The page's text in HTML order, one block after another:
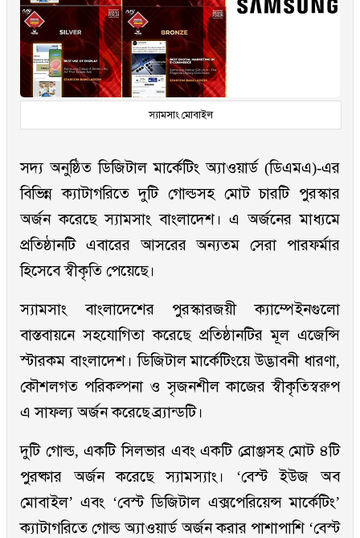
স্যামসাং মোবাইল
সদ্য অনুষ্ঠিত ডিজিটাল মার্কেটিং অ্যাওয়ার্ড (ডিএমএ)-এর
বিভিন্ন ক্যাটাগরিতে দুটি গোল্ডসহ মোট চারটি পুরস্কার
অর্জন করেছে স্যামসাং বাংলাদেশ। এ অর্জনের মাধ্যমে
প্রতিষ্ঠানটি এবারের আসরের অন্যতম সেরা পারফর্মার
হিসেবে স্বীকৃতি পেয়েছে।
স্যামসাং বাংলাদেশের পুরস্কারজয়ী ক্যাম্পেইনগুলো
বাস্তবায়নে সহযোগিতা করেছে প্রতিষ্ঠানটির মূল এজেন্সি
স্টারকম বাংলাদেশ। ডিজিটাল মার্কেটিংয়ে উদ্ভাবনী ধারণা,
কৌশলগত পরিকল্পনা ও সৃজনশীল কাজের স্বীকৃতিস্বরুপ
এ সাফল্য অর্জন করেছে ব্র্যান্ডটি।
দুটি গোল্ড, একটি সিলভার এবং একটি ব্রোঞ্জসহ মোট ৪টি
পুরষ্কার অর্জন করেছে স্যামস্যাং। ‘বেস্ট ইউজ অব
মোবাইল’ এবং ‘বেস্ট ডিজিটাল এক্সপেরিয়েন্স মার্কেটিং’
ক্যাটাগরিতে গোল্ড অ্যাওয়ার্ড অর্জন করার পাশাপাশি ‘বেস্ট